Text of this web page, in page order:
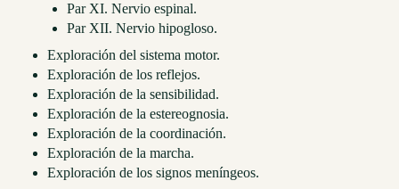
Par XI. Nervio espinal.
Par XII. Nervio hipogloso.
Exploración del sistema motor.
Exploración de los reflejos.
Exploración de la sensibilidad.
Exploración de la estereognosia.
Exploración de la coordinación.
Exploración de la marcha.
Exploración de los signos meníngeos.